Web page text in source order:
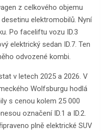
z celkového objemu
elektromobilů. Nyní
Po faceliftu vozu ID.3
elektrický sedan ID.7. Ten
odvozené kombi.
v letech 2025 a 2026. V
Wolfsburgu hodlá
s cenou kolem 25 000
označení ID.1 a ID.2.
plně elektrické SUV